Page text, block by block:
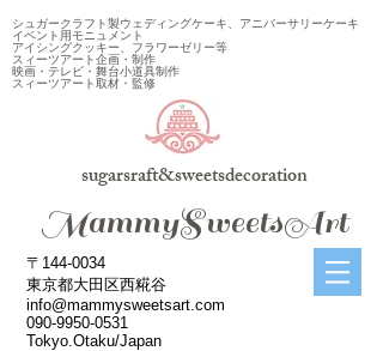
シュガークラフト製ウェディングケーキ、アニバーサリーケーキ
イベント用モニュメント
アイシングクッキー、フラワーゼリー等
スィーツアート企画・制作
映画・テレビ・舞台小道具制作
スィーツアート取材・監修
sugarsraft&sweetsdecoration
​MammySweetsArt
〒144-0034
東京都大田区西糀谷
info@mammysweetsart.com
090-9950-0531
Tokyo.Otaku/Japan